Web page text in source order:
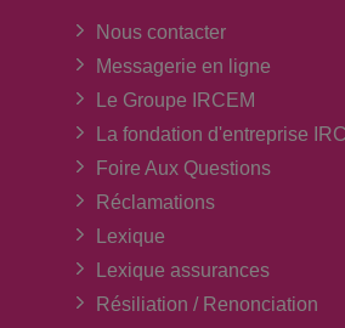
Nous contacter
Messagerie en ligne
Le Groupe IRCEM
La fondation d'entreprise
Foire Aux Questions
Réclamations
Lexique
Lexique assurances
Résiliation / Renonciation